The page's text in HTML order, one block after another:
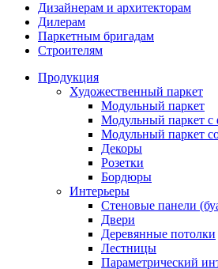
Дизайнерам и архитекторам
Дилерам
Паркетным бригадам
Строителям
Продукция
Художественный паркет
Модульный паркет
Модульный паркет
Модульный паркет
Декоры
Розетки
Бордюры
Интерьеры
Стеновые панели
Двери
Деревянные потолки
Лестницы
Параметрический